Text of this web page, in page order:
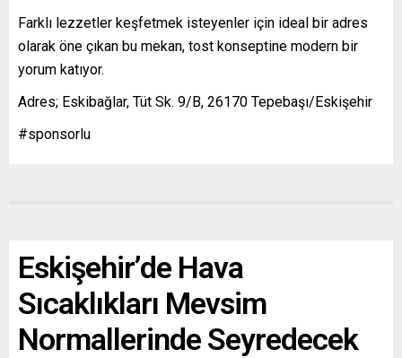
Farklı lezzetler keşfetmek isteyenler için ideal bir adres
olarak öne çıkan bu mekan, tost konseptine modern bir
yorum katıyor.
Adres; Eskibağlar, Tüt Sk. 9/B, 26170 Tepebaşı/Eskişehir
#sponsorlu
Eskişehir’de Hava
Sıcaklıkları Mevsim
Normallerinde Seyredecek